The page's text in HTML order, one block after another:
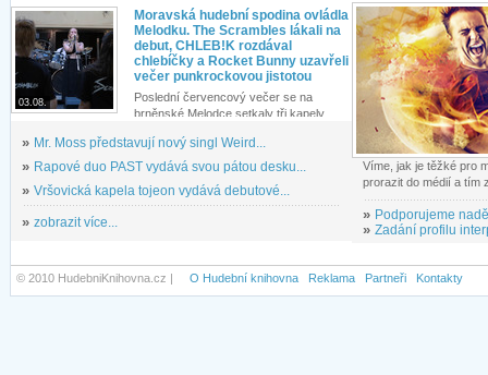
03.08.
Moravská hudební spodina ovládla
Melodku. The Scrambles lákali na
debut, CHLEB!K rozdával
chlebíčky a Rocket Bunny uzavřeli
večer punkrockovou jistotou
Poslední červencový večer se na
brněnské Melodce setkaly tři kapely...
» Mr. Moss představují nový singl Weird...
» Rapové duo PAST vydává svou pátou desku...
» Vršovická kapela tojeon vydává debutové...
» zobrazit více...
Víme, jak je těžké pro
prorazit do médií a tím
» Podporujeme
» Zadání profilu
© 2010 HudebniKnihovna.cz | O Hudební knihovna Reklama Partneři Kontakty